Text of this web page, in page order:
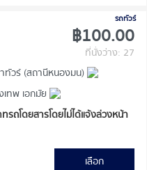
รถทัวร์
฿100.00
ที่นั่งว่าง: 27
วร์ (สถานีหนองมน)
ทพ เอกมัย
รถโดยสารโดยไม่ได้แจ้งล่วงหน้า
เลือก